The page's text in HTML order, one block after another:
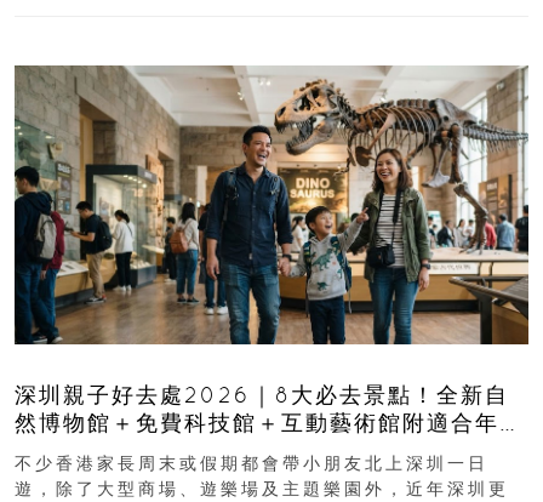
深圳親子好去處2026｜8大必去景點！全新自
然博物館＋免費科技館＋互動藝術館附適合年
齡、交通、門票、開放時間
不少香港家長周末或假期都會帶小朋友北上深圳一日
遊，除了大型商場、遊樂場及主題樂園外，近年深圳更